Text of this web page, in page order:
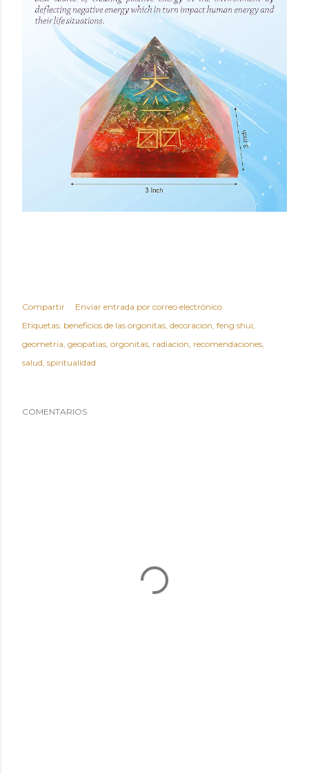
Compartir
Enviar entrada por correo electrónico
Etiquetas: beneficios de las orgonitas decoracion feng shui
geometria geopatias orgonitas radiacion recomendaciones
salud spiritualidad
COMENTARIOS